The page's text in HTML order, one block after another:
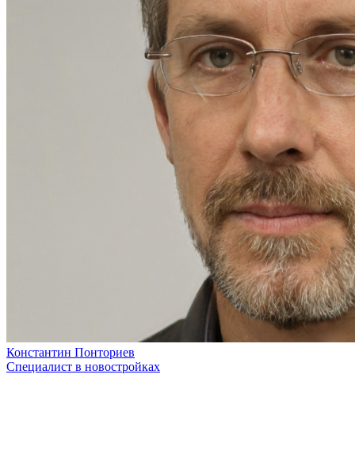
Константин Понториев
Специалист в новостройках